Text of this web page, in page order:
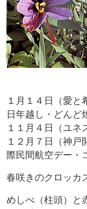
１月１４日（愛と
日年越し・どんど
１１月４日（ユネ
１２月７日（神戸
際民間航空デー・
春咲きのクロッカ
めしべ（柱頭）と